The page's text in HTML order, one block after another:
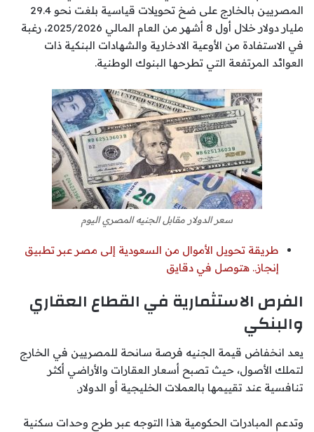
المصريين بالخارج على ضخ تحويلات قياسية بلغت نحو 29.4
مليار دولار خلال أول 8 أشهر من العام المالي 2025/2026، رغبة
في الاستفادة من الأوعية الادخارية والشهادات البنكية ذات
العوائد المرتفعة التي تطرحها البنوك الوطنية.
سعر الدولار مقابل الجنيه المصري اليوم
طريقة تحويل الأموال من السعودية إلى مصر عبر تطبيق
إنجاز.. هتوصل في دقايق
الفرص الاستثمارية في القطاع العقاري
والبنكي
يعد انخفاض قيمة الجنيه فرصة سانحة للمصريين في الخارج
لتملك الأصول، حيث تصبح أسعار العقارات والأراضي أكثر
تنافسية عند تقييمها بالعملات الخليجية أو الدولار.
وتدعم المبادرات الحكومية هذا التوجه عبر طرح وحدات سكنية